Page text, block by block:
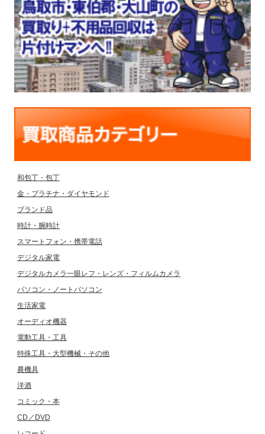
和包丁・包丁
金・プラチナ・ダイヤモンド
ブランド品
時計・腕時計
スマートフォン・携帯電話
デジタル家電
デジタルカメラ一眼レフ・レンズ・フィルムカメラ
パソコン・ノートパソコン
生活家電
オーディオ機器
電動工具・工具
特殊工具・大型機械・その他
農機具
洋酒
コミック・本
CD／DVD